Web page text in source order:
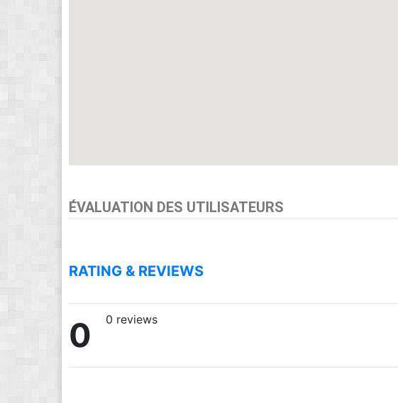
ÉVALUATION DES UTILISATEURS
RATING & REVIEWS
0 0 reviews